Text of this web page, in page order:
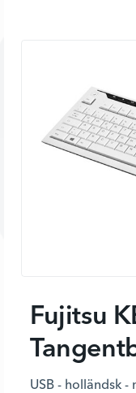
Fujitsu
USB - holländsk -